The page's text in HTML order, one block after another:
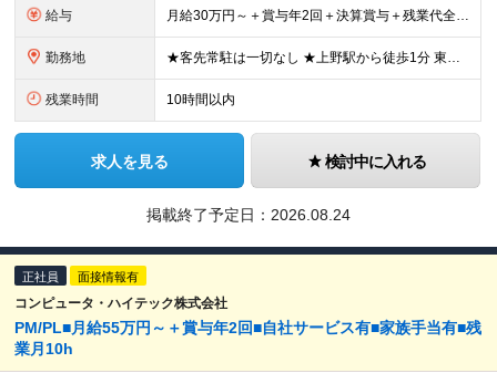
給与 月給30万円～＋賞与年2回＋決算賞与＋残業代全額支給＋各手当 ※月給の金額は経験やスキルを考慮して、決定します ※残業代は別途全額支給します ※試用期間6ヶ月（期間中の給与・待遇に差異はありません）
勤務地 ★客先常駐は一切なし ★上野駅から徒歩1分 東京都台東区東上野3丁目18-7 上野駅前ビル ※（変更の範囲）上記を除く当社関連勤務地
残業時間 10時間以内
求人を見る 検討中に入れる
掲載終了予定日： 2026.08.24
正社員 面接情報有
コンピュータ・ハイテック株式会社
PM/PL■月給55万円～＋賞与年2回■自社サービス有■家族手当有■残
業月10h